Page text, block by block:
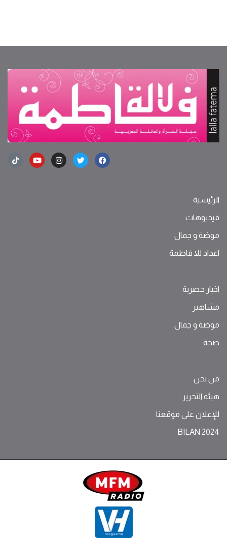
الرئيسية
فيديوهات
موضة ‫و‬ ‫‬‫جمال‬
اعداد للا فاطمة
اخبار حصرية
مشاهير
موضة ‫و‬ ‫‬‫جمال‬
صحة
من نحن
هيئة التحرير
للإعلان على موقعنا
BILAN 2024